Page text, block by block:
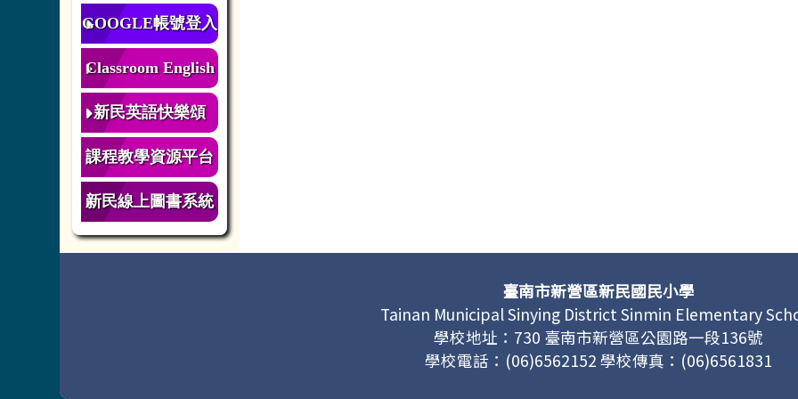
GOOGLE帳號登入
Classroom English
新民英語快樂頌
課程教學資源平台
新民線上圖書系統
臺南市新營區新民國民小學
Tainan Municipal Sinying District Sinmin Elementary
學校地址：730 臺南市新營區公園路一段136號
學校電話：(06)6562152 學校傳真：(06)6561831